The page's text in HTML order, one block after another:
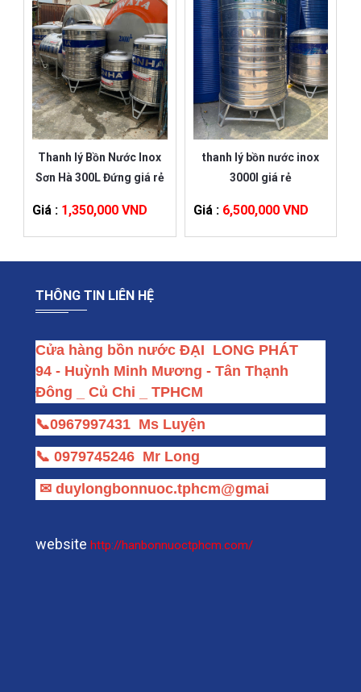
Thanh lý Bồn Nước Inox
Sơn Hà 300L Đứng giá rẻ
Giá : 1,350,000 VND
thanh lý bồn nước inox
3000l giá rẻ
Giá : 6,500,000 VND
THÔNG TIN LIÊN HỆ
Cửa hàng bồn nước ĐẠI  LONG PHÁT
94 - Huỳnh Minh Mương - Tân Thạnh
Đông _ Củ Chi _ TPHCM
📞0967997431 Ms Luyện
📞 0979745246 Mr Long
✉ duylongbonnuoc.tphcm@gmai
website http://hanbonnuoctphcm.com/